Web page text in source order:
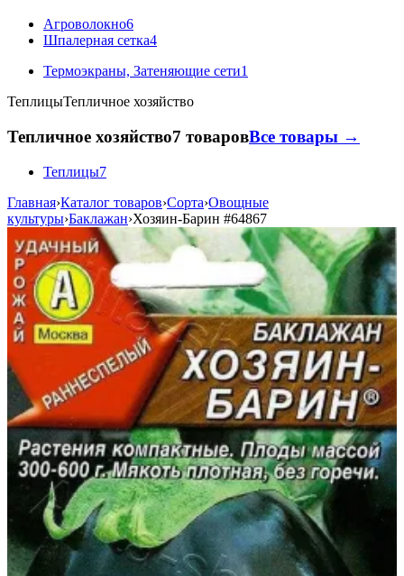
Агроволокно6
Шпалерная сетка4
Термоэкраны, Затеняющие сети1
ТеплицыТепличное хозяйство
Тепличное хозяйство7 товаровВсе товары →
Теплицы7
Главная›Каталог товаров›Сорта›Овощные
культуры›Баклажан›Хозяин-Барин #64867